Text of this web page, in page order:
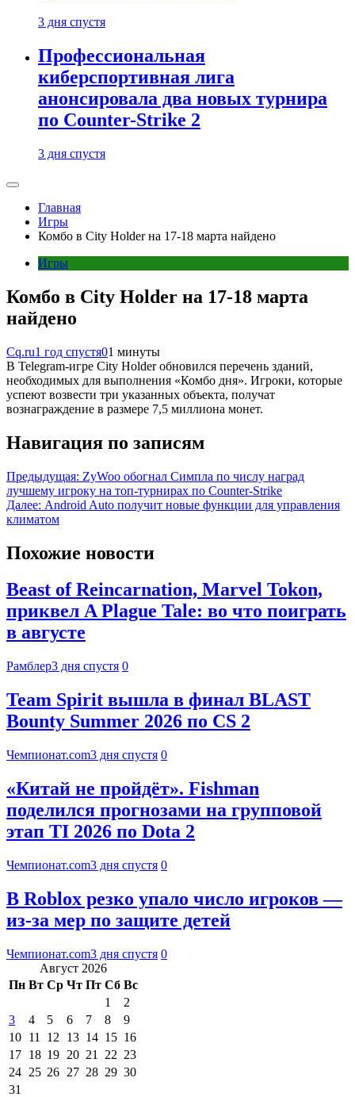
3 дня спустя
Профессиональная
киберспортивная лига
анонсировала два новых турнира
по Counter-Strike 2
3 дня спустя
Главная
Игры
Комбо в City Holder на 17-18 марта найдено
Игры
Комбо в City Holder на 17-18 марта
найдено
Cq.ru1 год спустя01 минуты
В Telegram-игре City Holder обновился перечень зданий,
необходимых для выполнения «Комбо дня». Игроки, которые
успеют возвести три указанных объекта, получат
вознаграждение в размере 7,5 миллиона монет.
Навигация по записям
Предыдущая: ZyWoo обогнал Симпла по числу наград
лучшему игроку на топ-турнирах по Counter-Strike
Далее: Android Auto получит новые функции для управления
климатом
Похожие новости
Beast of Reincarnation, Marvel Tokon,
приквел A Plague Tale: во что поиграть
в августе
Рамблер3 дня спустя 0
Team Spirit вышла в финал BLAST
Bounty Summer 2026 по CS 2
Чемпионат.com3 дня спустя 0
«Китай не пройдёт». Fishman
поделился прогнозами на групповой
этап TI 2026 по Dota 2
Чемпионат.com3 дня спустя 0
В Roblox резко упало число игроков —
из-за мер по защите детей
Чемпионат.com3 дня спустя 0
Август 2026
Пн Вт Ср Чт Пт Сб Вс
1
2
3
4 5 6 7 8
9
10 11 12 13 14 15 16
17 18 19 20 21 22 23
24 25 26 27 28 29 30
31